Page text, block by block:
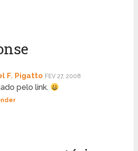
F. Pigatto FEV 27, 2008
pelo link.